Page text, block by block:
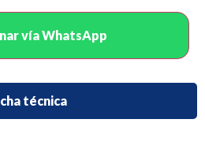
vía WhatsApp
técnica